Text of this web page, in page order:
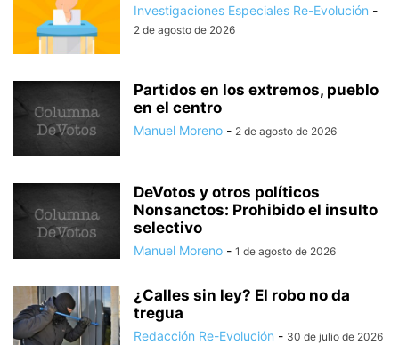
Investigaciones Especiales Re-Evolución -
2 de agosto de 2026
Partidos en los extremos, pueblo
en el centro
Manuel Moreno - 2 de agosto de 2026
DeVotos y otros políticos
Nonsanctos: Prohibido el insulto
selectivo
Manuel Moreno - 1 de agosto de 2026
¿Calles sin ley? El robo no da
tregua
Redacción Re-Evolución - 30 de julio de 2026